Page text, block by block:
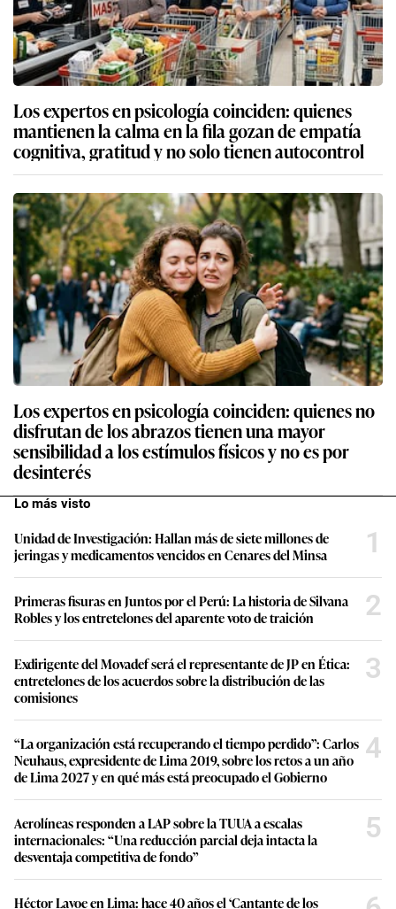
Los expertos en psicología coinciden: quienes
mantienen la calma en la fila gozan de empatía
cognitiva, gratitud y no solo tienen autocontrol
Los expertos en psicología coinciden: quienes no
disfrutan de los abrazos tienen una mayor
sensibilidad a los estímulos físicos y no es por
desinterés
Lo más visto
Unidad de Investigación: Hallan más de siete millones de
jeringas y medicamentos vencidos en Cenares del Minsa
1
Primeras fisuras en Juntos por el Perú: La historia de Silvana
Robles y los entretelones del aparente voto de traición
2
Exdirigente del Movadef será el representante de JP en Ética:
entretelones de los acuerdos sobre la distribución de las
comisiones
3
“La organización está recuperando el tiempo perdido”: Carlos
Neuhaus, expresidente de Lima 2019, sobre los retos a un año
de Lima 2027 y en qué más está preocupado el Gobierno
4
Aerolíneas responden a LAP sobre la TUUA a escalas
internacionales: “Una reducción parcial deja intacta la
desventaja competitiva de fondo”
5
Héctor Lavoe en Lima: hace 40 años el ‘Cantante de los